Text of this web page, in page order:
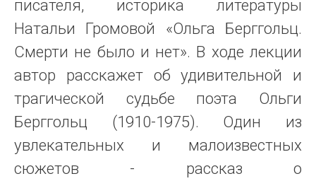
писателя, историка литературы
Натальи Громовой «Ольга Берггольц.
Смерти не было и нет». В ходе лекции
автор расскажет об удивительной и
трагической судьбе поэта Ольги
Берггольц (1910-1975). Один из
увлекательных и малоизвестных
сюжетов - рассказ о